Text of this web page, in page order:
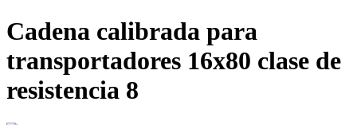
Cadena calibrada para
transportadores 16х80 clase de
resistencia 8